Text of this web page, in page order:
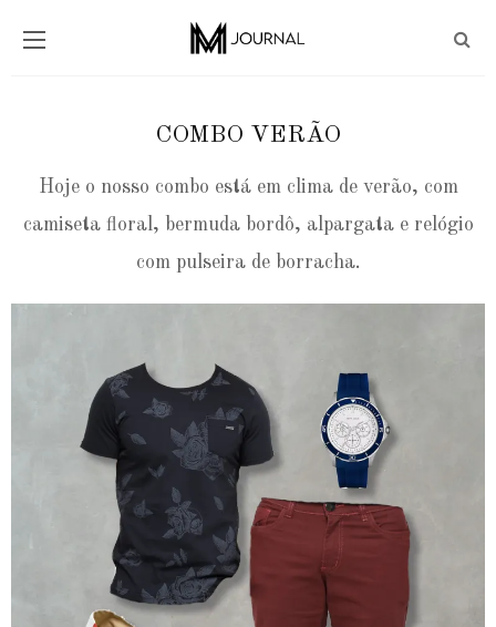
COMBO VERÃO
Hoje o nosso combo está em clima de verão, com
camiseta floral, bermuda bordô, alpargata e relógio
com pulseira de borracha.